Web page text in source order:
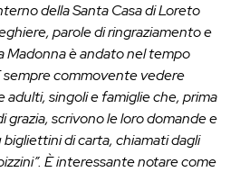
della Santa Casa di Loreto
parole di ringraziamento e
è andato nel tempo
sempre commovente vedere
adulti, singoli e famiglie che, prima
grazia, scrivono le loro domande e
di carta, chiamati dagli
È interessante notare come